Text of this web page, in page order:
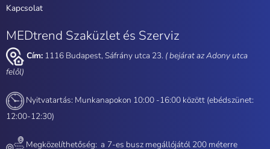
Kapcsolat
MEDtrend Szaküzlet és Szerviz
Cím: 1116 Budapest, Sáfrány utca 23. ( bejárat az Adony utca
felől)
Nyitvatartás: Munkanapokon 10:00 -16:00 között (ebédszünet:
12:00-12:30)
Megközelíthetőség: a 7-es busz megállójától 200 méterre